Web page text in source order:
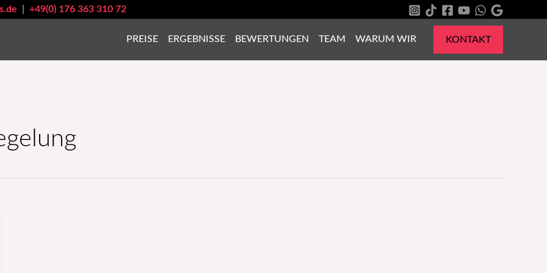
+49(0) 176 363 310 72
PREISE ERGEBNISSE BEWERTUNGEN TEAM WARUM WIR KONTAKT